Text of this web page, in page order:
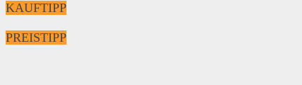
KAUFTIPP
PREISTIPP